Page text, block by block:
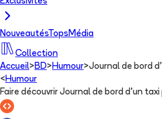
NouveautésTops Média
Collection
Accueil> BD> Humour>Journal de bord
< Humour
Faire découvrir Journal de bord d'un